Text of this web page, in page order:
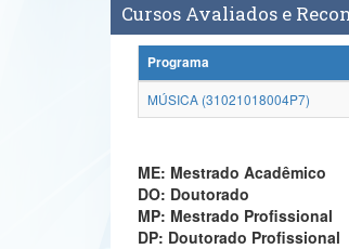
Cursos Avaliados e
Programa
MÚSICA (31021018004P7)
ME: Mestrado Acadêmico
DO: Doutorado
MP: Mestrado Profissional
DP: Doutorado Profissional